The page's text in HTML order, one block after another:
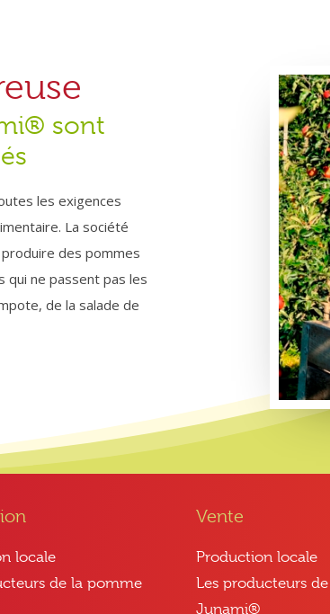
sont
les exigences
La société
des pommes
qui ne passent pas les
de la salade de
locale
de la pomme
Vente
Production locale
Les producteurs
Junami®